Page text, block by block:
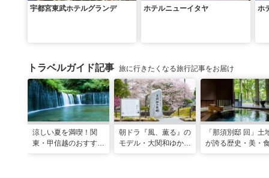
宇都宮東武ホテルグランデ ホテルニューイタヤ ホ
トラベルガイド記事 旅に行きたくなる旅行記事をお届け
涼しい夏を満喫！関
東・甲信越のおすすめ
朝ドラ『風、薫る』の
モデル・大関和ゆかり
「那須別邸 回」土
が誇る歴史・美・